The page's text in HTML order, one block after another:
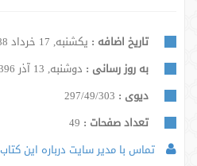
تاریخ اضافه : یکشنبه, 17 خرداد 1388
به روز رسانی : دوشنبه, 13 آذر 1396
دیوی : 297/49/303
تعداد صفحات :
تماس با مدیر سایت درباره این کتاب